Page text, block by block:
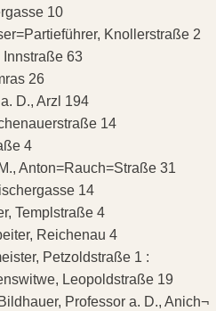
10
Knollerstraße 2
63
26
D., Arzl 194
14
4
Anton=Rauch=Straße 31
14
Templstraße 4
Reichenau 4
Petzoldstraße 1 :
Leopoldstraße 19
Professor a. D., Anich¬